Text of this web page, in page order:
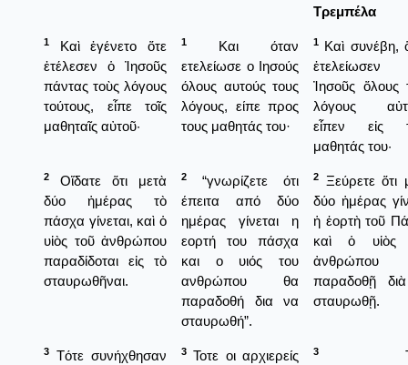
Τρεμπέλα
1
Καὶ ἐγένετο ὅτε
ἐτέλεσεν ὁ Ἰησοῦς
πάντας τοὺς λόγους
τούτους, εἶπε τοῖς
μαθηταῖς αὐτοῦ·
1
Και όταν
ετελείωσε ο Ιησούς
όλους αυτούς τους
λόγους, είπε προς
τους μαθητάς του·
1 Καὶ συνέβη,
Ἰησοῦς ὅλους
λόγους
εἶπεν εἰς
μαθητάς του·
2
Οἴδατε ὅτι μετὰ
δύο ἡμέρας τὸ
πάσχα γίνεται, καὶ ὁ
υἱὸς τοῦ ἀνθρώπου
παραδίδοται εἰς τὸ
σταυρωθῆναι.
2
“γνωρίζετε ότι
έπειτα από δύο
ημέρας γίνεται η
εορτή του πάσχα
και ο υιός του
ανθρώπου θα
παραδοθή δια να
σταυρωθή”.
2
Ξεύρετε ὅτι
δύο ἡμέρας
ἡ ἑορτὴ τοῦ
καὶ ὁ υἱὸς
ἀνθρώπου
παραδοθῇ
σταυρωθῇ.
3
Τότε συνήχθησαν
3 Τοτε οι αρχιερείς
3